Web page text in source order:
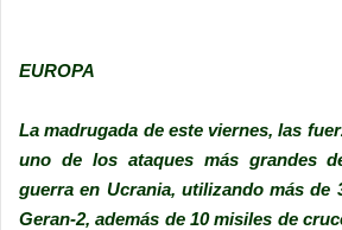
EUROPA
La madrugada de este viernes, las
uno de los ataques más grandes
guerra en Ucrania, utilizando más de
Geran-2, además de 10 misiles de